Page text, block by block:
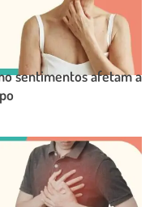
sentimentos afetam a